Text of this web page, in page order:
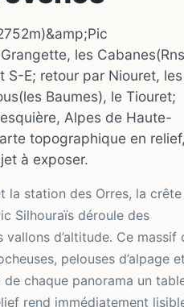
les
E; retour par Niouret, les
Baumes), le Tiouret;
Alpes de Haute-
topographique en
à exposer.
la station des Orres, la
Silhouraïs déroule des
vallons d’altitude. Ce massif
pelouses d’alpage
chaque panorama un
rend immédiatement